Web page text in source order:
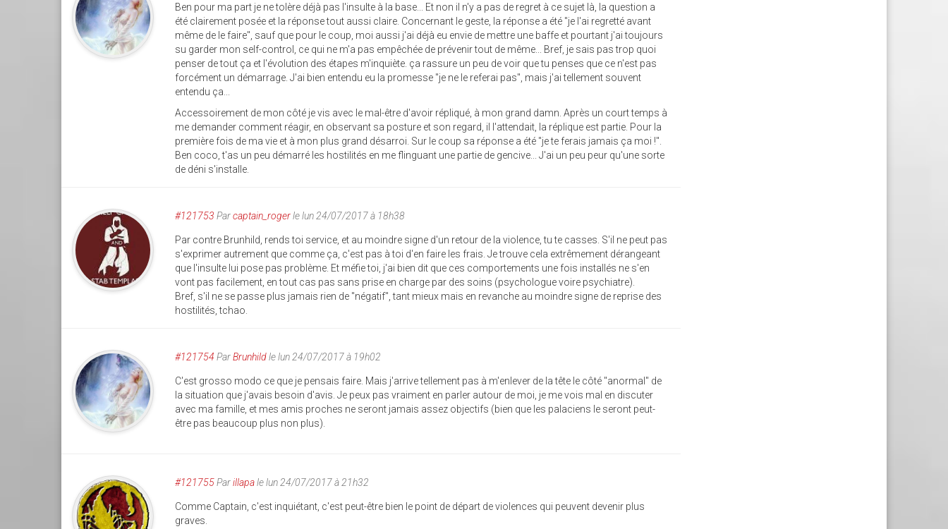
Ben pour ma part je ne tolère déjà pas l'insulte à la base... Et non il n'y a pas de regret à ce sujet là, la question a
été clairement posée et la réponse tout aussi claire. Concernant le geste, la réponse a été "je l'ai regretté avant
même de le faire", sauf que pour le coup, moi aussi j'ai déjà eu envie de mettre une baffe et pourtant j'ai toujours
su garder mon self-control, ce qui ne m'a pas empêchée de prévenir tout de même... Bref, je sais pas trop quoi
penser de tout ça et l'évolution des étapes m'inquiète. ça rassure un peu de voir que tu penses que ce n'est pas
forcément un démarrage. J'ai bien entendu eu la promesse "je ne le referai pas", mais j'ai tellement souvent
entendu ça...
Accessoirement de mon côté je vis avec le mal-être d'avoir répliqué, à mon grand damn. Après un court temps à
me demander comment réagir, en observant sa posture et son regard, il l'attendait, la réplique est partie. Pour la
première fois de ma vie et à mon plus grand désarroi. Sur le coup sa réponse a été "je te ferais jamais ça moi !".
Ben coco, t'as un peu démarré les hostilités en me flinguant une partie de gencive... J'ai un peu peur qu'une sorte
de déni s'installe.
#121753 Parcaptain_rogerle lun 24/07/2017 à 18h38
Par contre Brunhild, rends toi service, et au moindre signe d'un retour de la violence, tu te casses. S'il ne peut pas
s'exprimer autrement que comme ça, c'est pas à toi d'en faire les frais. Je trouve cela extrêmement dérangeant
que l'insulte lui pose pas problème. Et méfie toi, j'ai bien dit que ces comportements une fois installés ne s'en
vont pas facilement, en tout cas pas sans prise en charge par des soins (psychologue voire psychiatre).
Bref, s'il ne se passe plus jamais rien de "négatif", tant mieux mais en revanche au moindre signe de reprise des
hostilités, tchao.
#121754 ParBrunhildle lun 24/07/2017 à 19h02
C'est grosso modo ce que je pensais faire. Mais j'arrive tellement pas à m'enlever de la tête le côté "anormal" de
la situation que j'avais besoin d'avis. Je peux pas vraiment en parler autour de moi, je me vois mal en discuter
avec ma famille, et mes amis proches ne seront jamais assez objectifs (bien que les palaciens le seront peut-
être pas beaucoup plus non plus).
#121755Parillapale lun 24/07/2017 à 21h32
Comme Captain, c'est inquiétant, c'est peut-être bien le point de départ de violences qui peuvent devenir plus
graves.